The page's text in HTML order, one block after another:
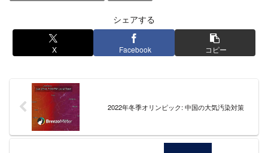
シェアする
X Facebook コピー
2022年冬季オリンピック: 中国の大気汚染対策